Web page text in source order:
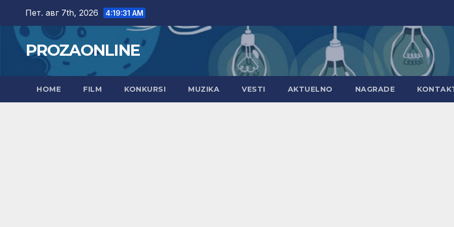
content
Пет. авг 7th, 2026 4:19:32 AM
PROZAONLINE
HOME FILM KONKURSI MUZIKA VESTI AKTUELNO NAGRADE